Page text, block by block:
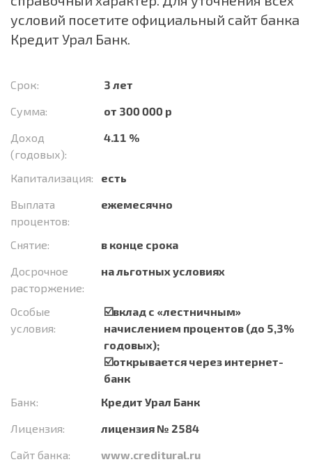
условий посетите официальный сайт банка
Кредит Урал Банк.
Срок:
3 лет
Сумма:
от 300 000 р
Доход
(годовых):
4.11 %
Капитализация:
есть
Выплата
процентов:
ежемесячно
Снятие:
в конце срока
Досрочное
расторжение:
на льготных условиях
Особые
условия:
☑️вклад с «лестничным»
начислением процентов (до 5,3%
годовых);
☑️открывается через интернет-
банк
Банк:
Кредит Урал Банк
Лицензия:
лицензия № 2584
Сайт банка:
www.creditural.ru